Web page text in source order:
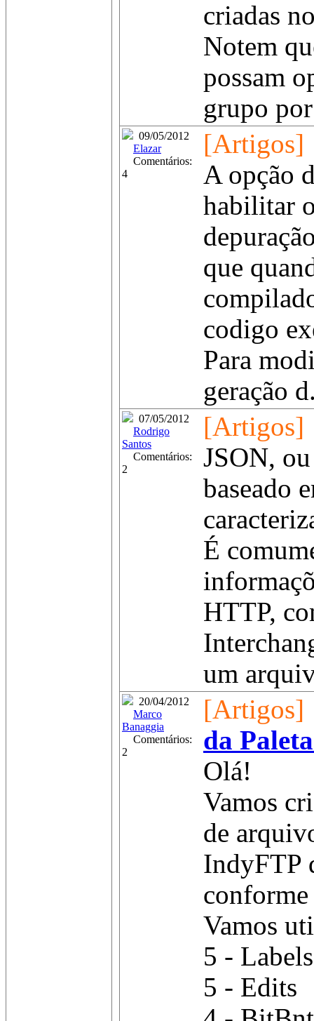
criadas
Notem
possam
grupo
09/05/2012
Elazar
Comentários:
4
[Artigos]
A opção
habilitar
que
codigo
Para
geração
07/05/2012
Rodrigo
Santos
Comentários:
2
[Artigos]
JSON,
baseado
É
HTTP,
um
20/04/2012
Marco
Banaggia
Comentários:
2
[Artigos]
da
Olá!
Vamos
de
IndyFTP
Vamos
5 - Labels
5 - Edits